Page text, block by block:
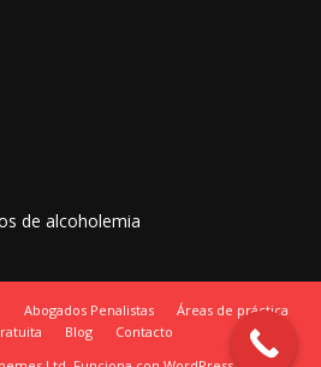
de alcoholemia
Abogados Penalistas
Áreas de práctica
Blog
Contacto